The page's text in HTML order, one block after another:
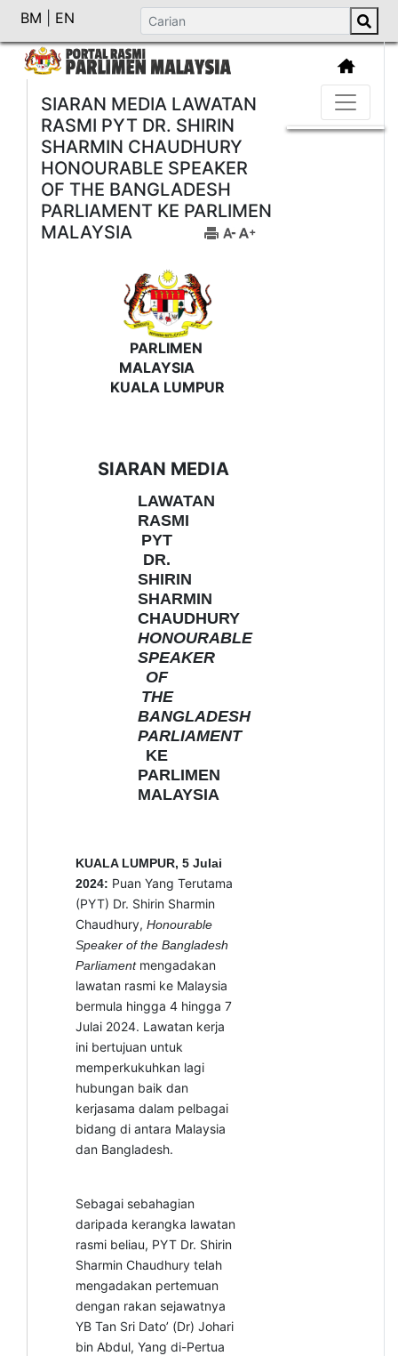
BM EN
SIARAN MEDIA LAWATAN
RASMI PYT DR. SHIRIN
SHARMIN CHAUDHURY
HONOURABLE SPEAKER
OF THE BANGLADESH
PARLIAMENT KE PARLIMEN
MALAYSIA
PARLIMEN
MALAYSIA
KUALA LUMPUR
SIARAN MEDIA
LAWATAN
RASMI
PYT
DR.
SHIRIN
SHARMIN
CHAUDHURY
HONOURABLE
SPEAKER
OF
THE
BANGLADESH
PARLIAMENT
KE
PARLIMEN
MALAYSIA
KUALA LUMPUR, 5 Julai
2024: Puan Yang Terutama
(PYT) Dr. Shirin Sharmin
Chaudhury,Honourable
Speaker of the Bangladesh
Parliament mengadakan
lawatan rasmi ke Malaysia
bermula hingga 4 hingga 7
Julai 2024. Lawatan kerja
ini bertujuan untuk
memperkukuhkan lagi
hubungan baik dan
kerjasama dalam pelbagai
bidang di antara Malaysia
dan Bangladesh.
Sebagai sebahagian
daripada kerangka lawatan
rasmi beliau, PYT Dr. Shirin
Sharmin Chaudhury telah
mengadakan pertemuan
dengan rakan sejawatnya
YB Tan Sri Dato’ (Dr) Johari
bin Abdul, Yang di-Pertua